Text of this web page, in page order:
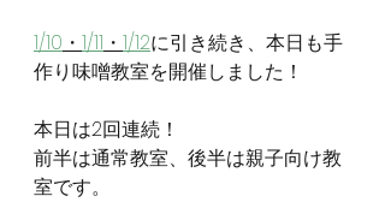
1/10 ・ 1/11 ・ 1/12に引き続き、本日も手
作り味噌教室を開催しました！
本日は2回連続！
前半は通常教室、後半は親子向け教
室です。